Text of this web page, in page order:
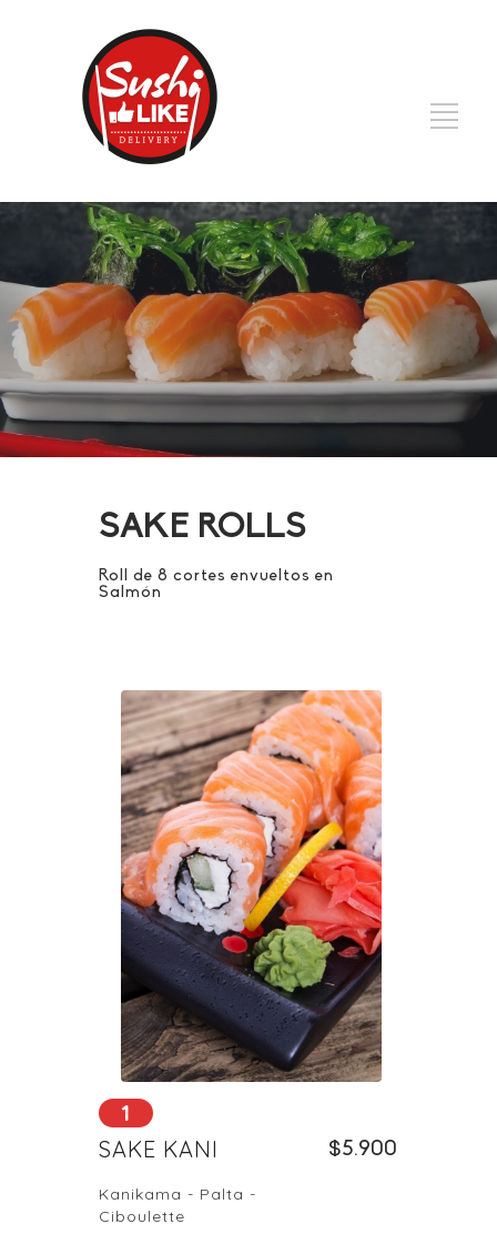
SAKE ROLLS
Roll de 8 cortes envueltos en
Salmón
1
SAKE KANI
$5.900
Kanikama - Palta -
Ciboulette